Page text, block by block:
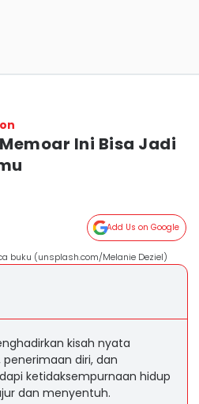
Ini Bisa Jadi
Add Us on Google
buku (unsplash.com/Melanie Deziel)
kisah nyata
diri, dan
ketidaksempurnaan hidup
dan menyentuh.